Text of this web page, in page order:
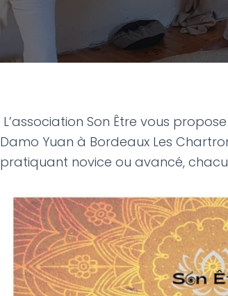
L’association Son Être vous
Damo Yuan à Bordeaux Les
pratiquant novice ou avancé,